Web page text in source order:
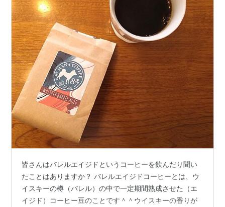
皆さんはバレルエイジドというコーヒーを飲んだり聞い
たことはありますか？ バレルエイジドコーヒーとは、ウ
イスキーの樽（バレル）の中で一定期間熟成させた（エ
イジド）コーヒー豆のことです＾＾ウイスキーの香りが